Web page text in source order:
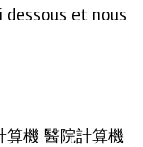
et nous
算機 醫院計算機